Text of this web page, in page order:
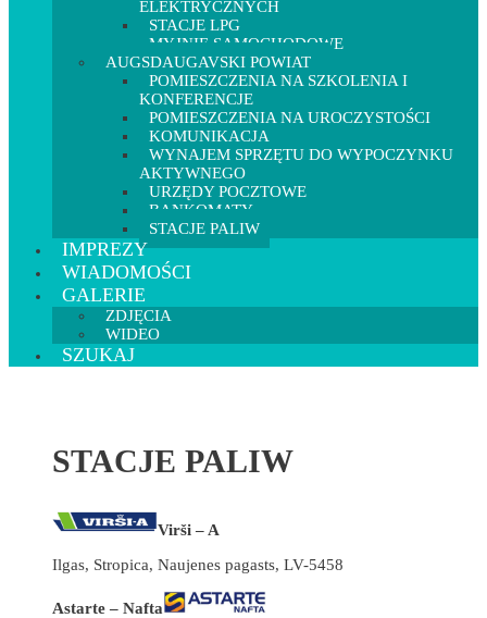
ELEKTRYCZNYCH
STACJE LPG
MYJNIE SAMOCHODOWE
AUGSDAUGAVSKI POWIAT
POMIESZCZENIA NA SZKOLENIA I
KONFERENCJE
POMIESZCZENIA NA UROCZYSTOŚCI
KOMUNIKACJA
WYNAJEM SPRZĘTU DO WYPOCZYNKU
AKTYWNEGO
URZĘDY POCZTOWE
BANKOMATY
STACJE PALIW
IMPREZY
WIADOMOŚCI
GALERIE
ZDJĘCIA
WIDEO
SZUKAJ
STACJE PALIW
Virši – A
Ilgas, Stropica, Naujenes pagasts, LV-5458
Astarte – Nafta